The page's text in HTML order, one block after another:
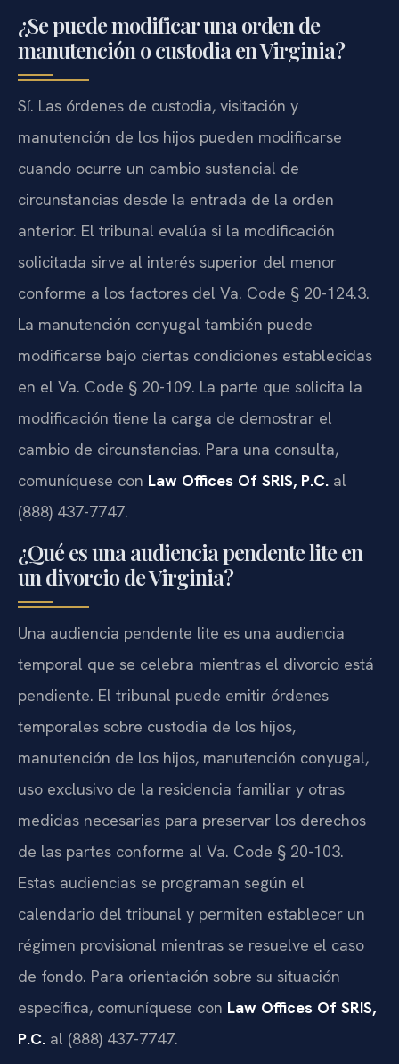
¿Se puede modificar una orden de
manutención o custodia en Virginia?
Sí. Las órdenes de custodia, visitación y
manutención de los hijos pueden modificarse
cuando ocurre un cambio sustancial de
circunstancias desde la entrada de la orden
anterior. El tribunal evalúa si la modificación
solicitada sirve al interés superior del menor
conforme a los factores del Va. Code § 20-124.3.
La manutención conyugal también puede
modificarse bajo ciertas condiciones establecidas
en el Va. Code § 20-109. La parte que solicita la
modificación tiene la carga de demostrar el
cambio de circunstancias. Para una consulta,
comuníquese con Law Offices Of SRIS, P.C. al
(888) 437-7747.
¿Qué es una audiencia pendente lite en
un divorcio de Virginia?
Una audiencia pendente lite es una audiencia
temporal que se celebra mientras el divorcio está
pendiente. El tribunal puede emitir órdenes
temporales sobre custodia de los hijos,
manutención de los hijos, manutención conyugal,
uso exclusivo de la residencia familiar y otras
medidas necesarias para preservar los derechos
de las partes conforme al Va. Code § 20-103.
Estas audiencias se programan según el
calendario del tribunal y permiten establecer un
régimen provisional mientras se resuelve el caso
de fondo. Para orientación sobre su situación
específica, comuníquese con Law Offices Of SRIS,
P.C. al (888) 437-7747.